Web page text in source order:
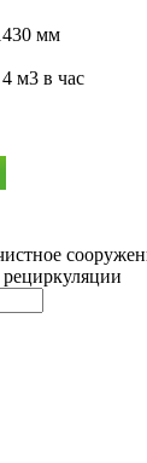
мм
4 м3 в час